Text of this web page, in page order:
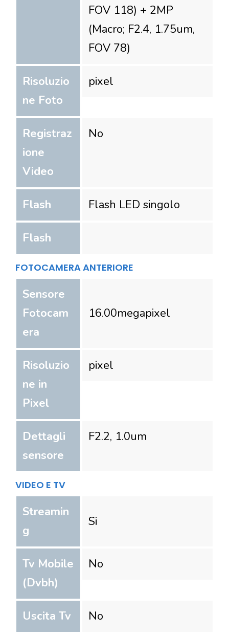
FOV 118) + 2MP
(Macro; F2.4, 1.75um,
FOV 78)
Risoluzio
ne Foto
pixel
Registraz
ione
Video
No
Flash Flash LED singolo
Flash
FOTOCAMERA ANTERIORE
Sensore
Fotocam
era
16.00megapixel
Risoluzio
ne in
Pixel
pixel
Dettagli
sensore
F2.2, 1.0um
VIDEO E TV
Streamin
g
Si
Tv Mobile
(Dvbh)
No
Uscita Tv No